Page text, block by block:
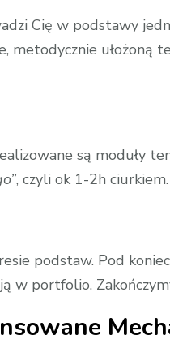
Cię w podstawy
metodycznie
są moduły
, czyli ok 1-2h ciurkiem.
podstaw. Pod
w portfolio.